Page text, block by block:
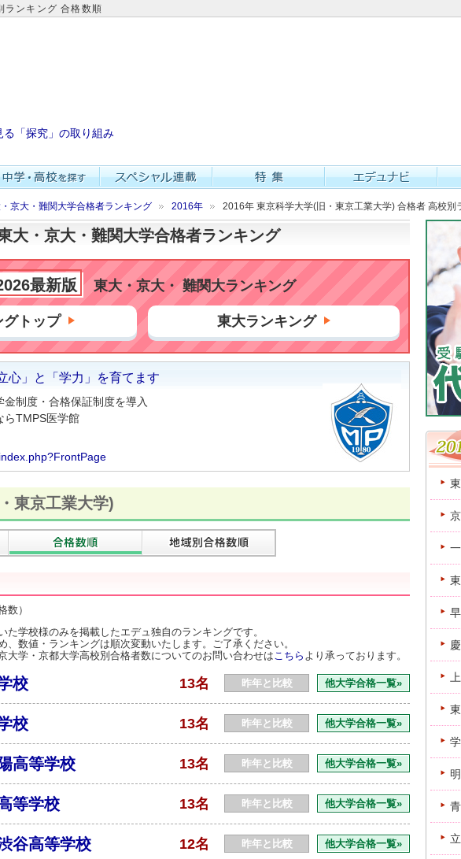
ンキング 合格数順
る「探究」の取り組み
京大・難関大学合格者ランキング 2016年 2016年 東京科学大学(旧・東京工業大学) 合格者 高校別
大・京大・難関大学合格者ランキング
最新版 東大・京大・ 難関大ランキング
グトップ 東大ランキング
心」と「学力」を育てます
制度・合格保証制度を導入
らTMPS医学館
東京工業大学)
合格数順
数）
学校様のみを掲載したエデュ独自のランキングです。
、数値・ランキングは順次変動いたします。ご了承ください。
大学・京都大学高校別合格者数についてのお問い合わせは こちら より承っております。
校 13名 昨年と比較 他大学合格一覧»
校 13名 昨年と比較 他大学合格一覧»
高等学校 13名 昨年と比較 他大学合格一覧»
等学校 13名 昨年と比較 他大学合格一覧»
谷高等学校 12名 昨年と比較 他大学合格一覧»